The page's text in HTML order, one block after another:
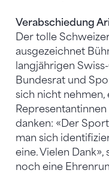
Verabschiedung
Der tolle
ausgezeichnet
langjährigen
Bundesrat und
sich nicht
danken: «Der
man sich
eine. Vielen
noch eine